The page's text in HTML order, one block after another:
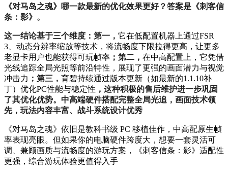
《对马岛之魂》哪一款最新的优化效果更好？答案是《刺客信
条：影》。
这一结论基于三个维度：第一， 它在低配置机器上通过FSR
3、动态分辨率缩放等技术，将流畅度下限拉得更高，让更多
老显卡用户也能获得可玩帧率 ；第二， 在中高配置上，它凭借
光线追踪全局光照等前沿特性，展现了更强的画面潜力与视觉
冲击力 ；第三， 育碧持续通过版本更新（如最新的1.1.10补
丁）优化PC性能与稳定性 ，这种积极的售后维护进一步巩固
了其优化优势。中高端硬件搭配完整全局光追，画面技术领
先，玩法内容丰富、战斗系统设计优秀
《对马岛之魂》依旧是教科书级 PC 移植佳作，中高配原生帧
率表现亮眼。但如果你的电脑硬件跨度大，想要一套灵活可
调、兼顾画质与流畅度的游玩方案，《刺客信条：影》适配性
更强，综合游玩体验更值得入手